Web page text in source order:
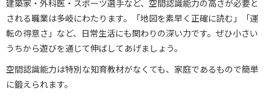
建築家・外科医・スポーツ選手など、空間認識能力の高さが必要と
される職業は多岐にわたります。「地図を素早く正確に読む」「運
転の得意さ」など、日常生活にも関わりの深い力です。ぜひ小さい
うちから遊びを通じて伸ばしてあげましょう。
空間認識能力は特別な知育教材がなくても、家庭であるもので簡単
に鍛えられます。